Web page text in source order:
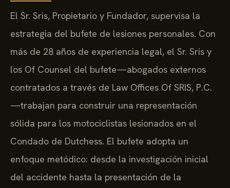
El Sr. Sris, Propietario y Fundador, supervisa la
estrategia del bufete de lesiones personales. Con
más de 28 años de experiencia legal, el Sr. Sris y
los Of Counsel del bufete—abogados externos
contratados a través de Law Offices Of SRIS, P.C.
—trabajan para construir una representación
sólida para los motociclistas lesionados en el
Condado de Dutchess. El bufete adopta un
enfoque metódico: desde la investigación inicial
del accidente hasta la presentación de la